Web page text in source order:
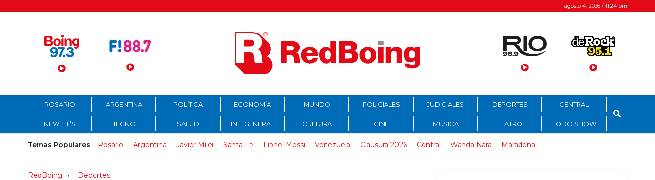
Menú Principal agosto 4, 2026 / 11:24 pm
ROSARIO ARGENTINA POLÍTICA ECONOMÍA MUNDO POLICIALES JUDICIALES DEPORTES CENTRAL
NEWELL’S TECNO SALUD INF. GENERAL CULTURA CINE MÚSICA TEATRO TODO SHOW
Temas Populares Rosario Argentina Javier Milei Santa Fe Lionel Messi Venezuela Clausura 2026 Central Wanda Nara Maradona
RedBoing Deportes